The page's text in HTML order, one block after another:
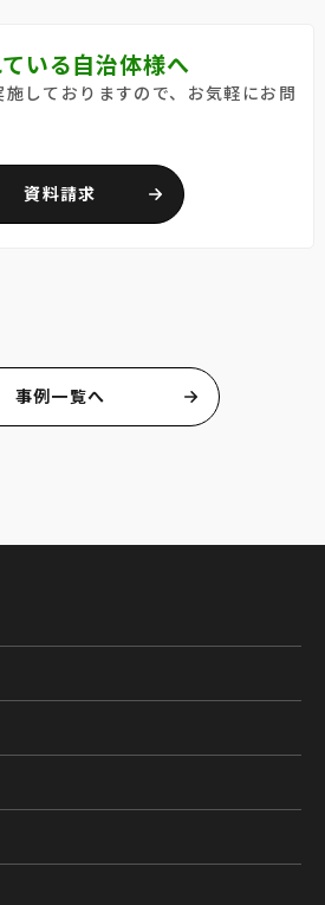
いる自治体様へ
しておりますので、お気軽にお問
資料請求
事例一覧へ